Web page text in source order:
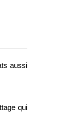
aussi
qui